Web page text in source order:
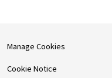
Manage Cookies
Cookie Notice